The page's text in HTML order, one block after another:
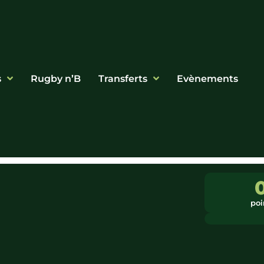
Rugby n’B Transferts Evènements